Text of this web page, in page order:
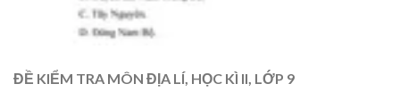
ĐỀ KIỂM TRA MÔN ĐỊA LÍ, HỌC KÌ II, LỚP 9